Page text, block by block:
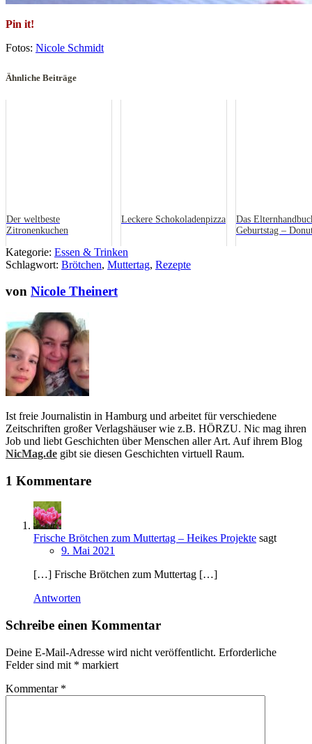
Pin it!
Fotos: Nicole Schmidt
Ähnliche Beiträge
Der weltbeste
Zitronenkuchen
Leckere Schokoladenpizza
Das
Geburtstag –
Kategorie: Essen & Trinken
Schlagwort: Brötchen, Muttertag, Rezepte
von Nicole Theinert
Ist freie Journalistin in Hamburg und arbeitet für verschiedene
Zeitschriften großer Verlagshäuser wie z.B. HÖRZU. Nic mag ihren
Job und liebt Geschichten über Menschen aller Art. Auf ihrem Blog
NicMag.de gibt sie diesen Geschichten virtuell Raum.
1 Kommentare
Frische Brötchen zum Muttertag – Heikes Projekte sagt
9. Mai 2021
[…] Frische Brötchen zum Muttertag […]
Antworten
Schreibe einen Kommentar
Deine E-Mail-Adresse wird nicht veröffentlicht. Erforderliche
Felder sind mit * markiert
Kommentar *